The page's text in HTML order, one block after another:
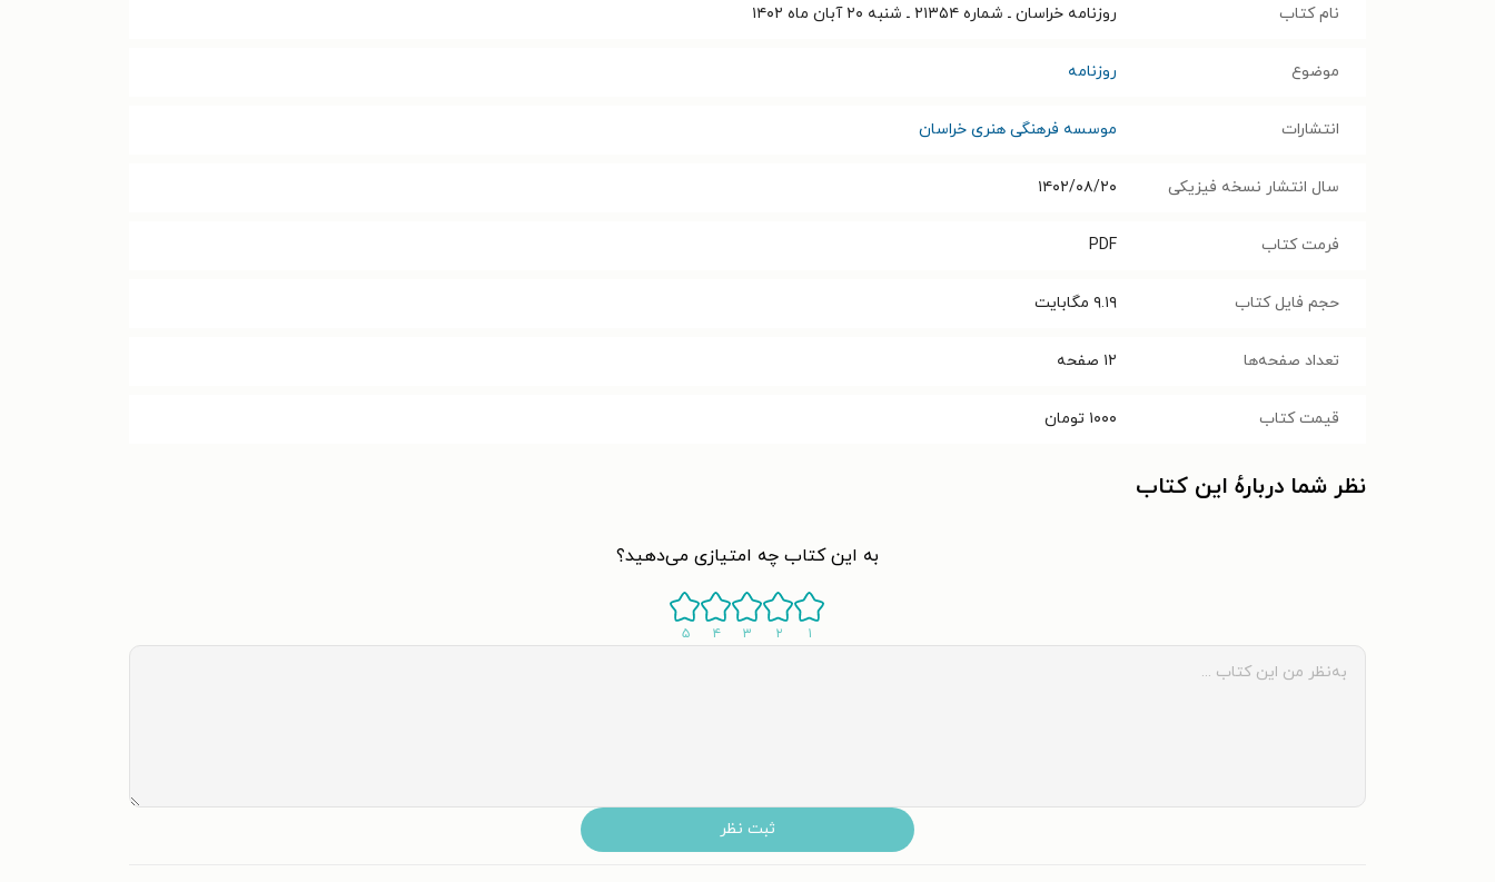
نام کتاب روزنامه خراسان ـ شماره ۲۱۳۵۴ ـ شنبه ۲۰ آبان ماه ۱۴۰۲
موضوع روزنامه
انتشارات موسسه فرهنگی هنری خراسان
سال انتشار نسخه فیزیکی ۱۴۰۲/۰۸/۲۰
فرمت کتاب PDF
حجم فایل کتاب ۹.۱۹ مگابایت
تعداد صفحه‌ها ۱۲ صفحه
قیمت کتاب ۱۰۰۰ تومان
نظر شما دربارهٔ این کتاب
به این کتاب چه امتیازی می‌دهید؟
۱ ۲ ۳ ۴ ۵
ثبت نظر